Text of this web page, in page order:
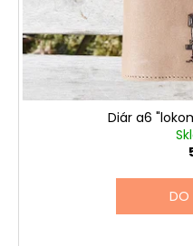
Diár a6
DO